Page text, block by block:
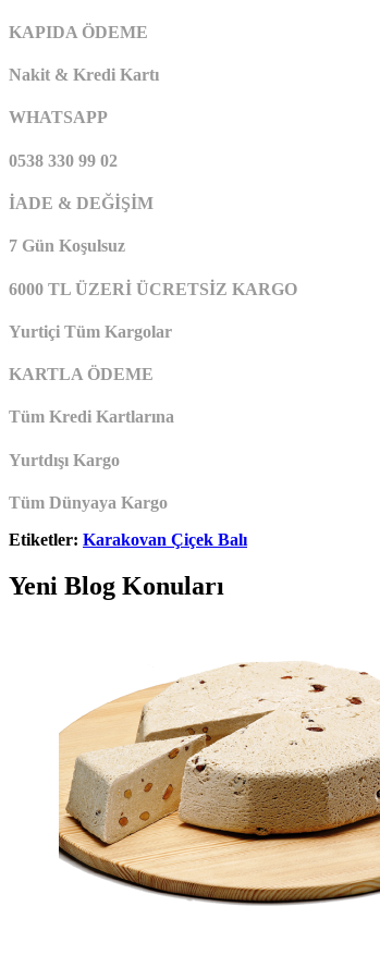
KAPIDA ÖDEME
Nakit & Kredi Kartı
WHATSAPP
0538 330 99 02
İADE & DEĞİŞİM
7 Gün Koşulsuz
6000 TL ÜZERİ ÜCRETSİZ KARGO
Yurtiçi Tüm Kargolar
KARTLA ÖDEME
Tüm Kredi Kartlarına
Yurtdışı Kargo
Tüm Dünyaya Kargo
Etiketler: Karakovan Çiçek Balı
Yeni Blog Konuları